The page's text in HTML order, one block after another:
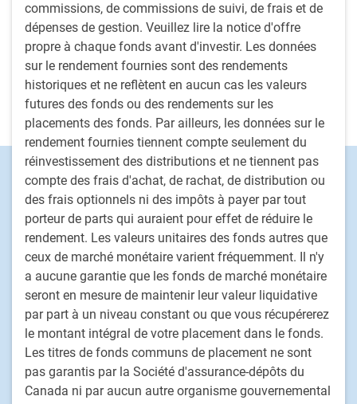
commissions, de commissions de suivi, de frais et de
dépenses de gestion. Veuillez lire la notice d'offre
propre à chaque fonds avant d'investir. Les données
sur le rendement fournies sont des rendements
historiques et ne reflètent en aucun cas les valeurs
futures des fonds ou des rendements sur les
placements des fonds. Par ailleurs, les données sur le
rendement fournies tiennent compte seulement du
réinvestissement des distributions et ne tiennent pas
compte des frais d'achat, de rachat, de distribution ou
des frais optionnels ni des impôts à payer par tout
porteur de parts qui auraient pour effet de réduire le
rendement. Les valeurs unitaires des fonds autres que
ceux de marché monétaire varient fréquemment. Il n'y
a aucune garantie que les fonds de marché monétaire
seront en mesure de maintenir leur valeur liquidative
par part à un niveau constant ou que vous récupérerez
le montant intégral de votre placement dans le fonds.
Les titres de fonds communs de placement ne sont
pas garantis par la Société d'assurance-dépôts du
Canada ni par aucun autre organisme gouvernemental
sociétés.
S.Cheah, MBA, CFA J.Lee, CFAT.Self, MBA, CFA
• 23
décembre 2025 • 16 minutes pour lire
Afficher plus de points de vue de l’Soo Boo Cheah, MBA,
CFA
Footer
Actions
Titres à revenu fixe
Solutions déléguées de portefeuille
Stratégies de placement fondé sur le passif
Marchés privés
Placements alternatifs
Solutions multi-actifs personnalisées
Procédure de traitement des plaintes de clients
PH&N Institutionnel